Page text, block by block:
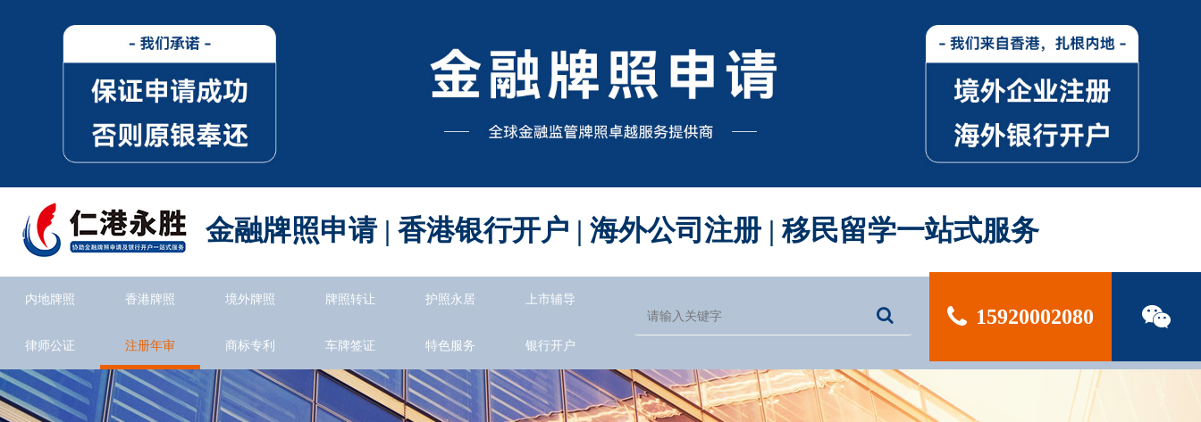
金融牌照申请 | 香港银行开户 | 海外公司注册 | 移民留学一站式服务
15920002080
内地牌照 香港牌照 境外牌照 牌照转让 护照永居 上市辅导
律师公证 注册年审 商标专利 车牌签证 特色服务 银行开户